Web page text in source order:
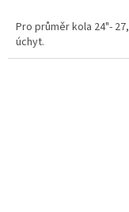
Pro průměr kola 24"-
úchyt.